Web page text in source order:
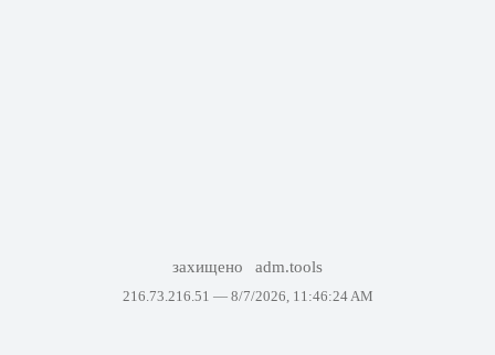
захищено adm.tools
216.73.216.51 — 8/7/2026, 11:46:24 AM